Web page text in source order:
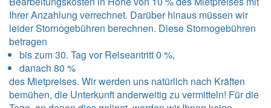
Ihrer Anzahlung verrechnet. Darüber hinaus müssen wir
leider Stornogebühren berechnen. Diese Stornogebühren
betragen
bis zum 30. Tag vor Reiseantritt 0 %,
danach 80 %
des Mietpreises. Wir werden uns natürlich nach Kräften
bemühen, die Unterkunft anderweitig zu vermitteln! Für die